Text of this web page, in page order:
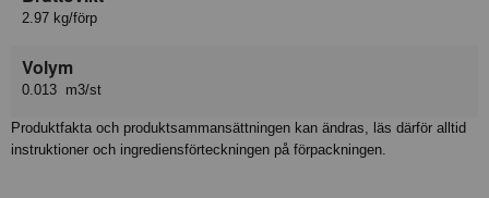
2.97 kg/förp
Volym
0.013 m3/st
Produktfakta och produktsammansättningen kan ändras, läs därför alltid
instruktioner och ingrediensförteckningen på förpackningen.